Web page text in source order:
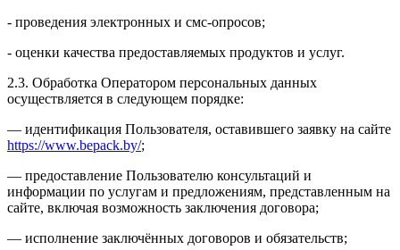
- проведения электронных и смс-опросов;
- оценки качества предоставляемых продуктов и услуг.
2.3. Обработка Оператором персональных данных
осуществляется в следующем порядке:
— идентификация Пользователя, оставившего заявку на сайте
https://www.bepack.by/;
— предоставление Пользователю консультаций и
информации по услугам и предложениям, представленным на
сайте, включая возможность заключения договора;
— исполнение заключённых договоров и обязательств;